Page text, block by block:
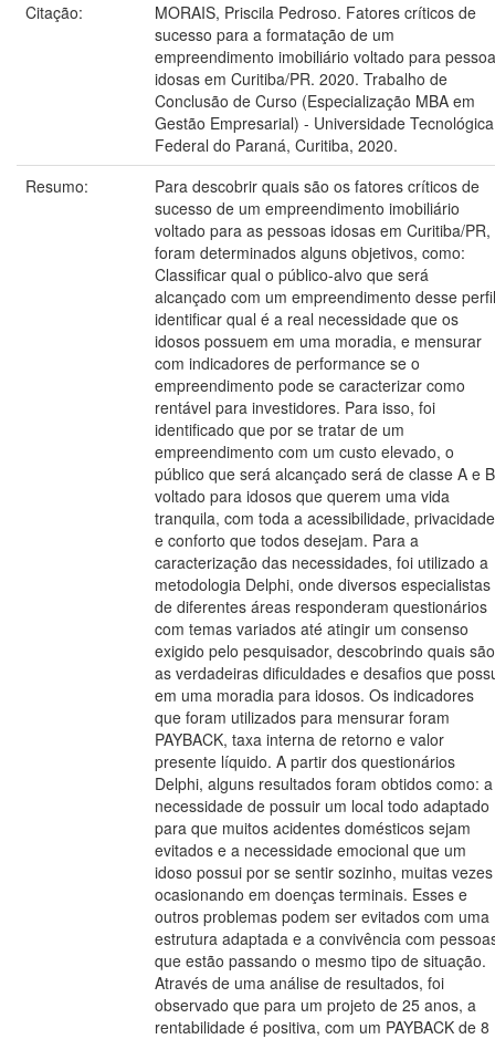
Citação:
MORAIS, Priscila Pedroso. Fatores críticos de
sucesso para a formatação de um
empreendimento imobiliário voltado para
idosas em Curitiba/PR. 2020. Trabalho de
Conclusão de Curso (Especialização MBA em
Gestão Empresarial) - Universidade Tecnológica
Federal do Paraná, Curitiba, 2020.
Resumo:
Para descobrir quais são os fatores críticos de
sucesso de um empreendimento imobiliário
voltado para as pessoas idosas em Curitiba/PR,
foram determinados alguns objetivos, como:
Classificar qual o público-alvo que será
alcançado com um empreendimento desse
identificar qual é a real necessidade que os
idosos possuem em uma moradia, e mensurar
com indicadores de performance se o
empreendimento pode se caracterizar como
rentável para investidores. Para isso, foi
identificado que por se tratar de um
empreendimento com um custo elevado, o
público que será alcançado será de classe A e
voltado para idosos que querem uma vida
tranquila, com toda a acessibilidade, privacidade
e conforto que todos desejam. Para a
caracterização das necessidades, foi utilizado a
metodologia Delphi, onde diversos especialistas
de diferentes áreas responderam questionários
com temas variados até atingir um consenso
exigido pelo pesquisador, descobrindo quais são
as verdadeiras dificuldades e desafios que
em uma moradia para idosos. Os indicadores
que foram utilizados para mensurar foram
PAYBACK, taxa interna de retorno e valor
presente líquido. A partir dos questionários
Delphi, alguns resultados foram obtidos como: a
necessidade de possuir um local todo adaptado
para que muitos acidentes domésticos sejam
evitados e a necessidade emocional que um
idoso possui por se sentir sozinho, muitas vezes
ocasionando em doenças terminais. Esses e
outros problemas podem ser evitados com uma
estrutura adaptada e a convivência com
que estão passando o mesmo tipo de situação.
Através de uma análise de resultados, foi
observado que para um projeto de 25 anos, a
rentabilidade é positiva, com um PAYBACK de 8